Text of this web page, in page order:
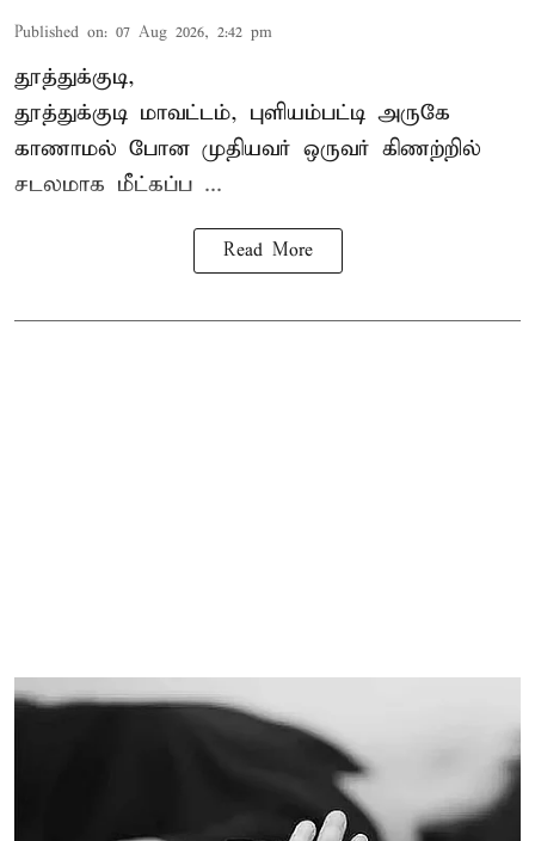
Published on: 07 Aug 2026, 2:42 pm
தூத்துக்குடி,
தூத்துக்குடி மாவட்டம், புளியம்பட்டி அருகே
காணாமல் போன முதியவர் ஒருவர் கிணற்றில்
சடலமாக மீட்கப்ப ...
Read More